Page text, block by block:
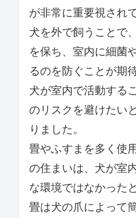
が非常に重要視され
犬を外で飼うことで
を保ち、室内に細菌
るのを防ぐことが期
犬が室内で活動する
のリスクを避けたい
りました。
畳やふすまを多く使
の住まいは、犬が室
な環境ではなかった
畳は犬の爪によって